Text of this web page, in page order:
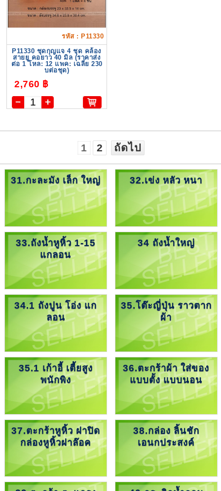
รหัส : P11330
P11330 ชุดกุญแจ 4 ชุด คล้อง
สายยู คอยาว 40 มิล (ราคาส่ง
ต่อ 1 โหล: 12 แพค: เฉลี่ย 230
บต่อชุด)
2,760 ฿
1 2 ถัดไป
31.กะละมัง เล็ก ใหญ่ 32.เข่ง หลัว หนา
33.ถังน้ำหูหิ้ว 1-15
แกลอน
34 ถังน้ำใหญ่
34.1 ถังปูน โอ่ง แก
ลอน
35.โต๊ะญี่ปุ่น ราวตาก
ผ้า
35.1 เก้าอี้ เตี้ยสูง
พนักพิง
36.ตะกร้าผ้า ใส่ของ
แบบตั้ง แบบนอน
37.ตะกร้าหูหิ้ว ฝาปิด
กล่องหูหิ้วฝาล๊อค
38.กล่อง ลิ้นชัก
เอนกประสงค์